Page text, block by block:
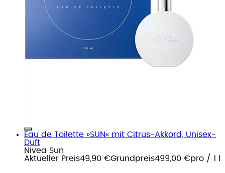
Eau de Toilette »SUN« mit Citrus-Akkord, Unisex-
Duft
Nivea Sun
Aktueller Preis49,90 €Grundpreis499,00 €pro / 1 l